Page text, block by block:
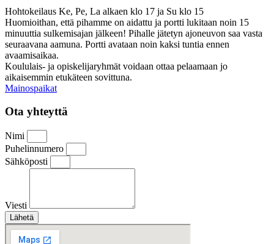
Hohtokeilaus Ke, Pe, La alkaen klo 17 ja Su klo 15
Huomioithan, että pihamme on aidattu ja portti lukitaan noin 15
minuuttia sulkemisajan jälkeen! Pihalle jätetyn ajoneuvon saa vasta
seuraavana aamuna. Portti avataan noin kaksi tuntia ennen
avaamisaikaa.
Koululais- ja opiskelijaryhmät voidaan ottaa pelaamaan jo
aikaisemmin etukäteen sovittuna.
Mainospaikat
Ota yhteyttä
Nimi
Puhelinnumero
Sähköposti
Viesti
Lähetä